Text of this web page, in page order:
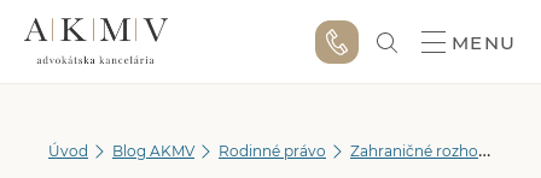
MENU
Úvod Blog AKMV Rodinné právo Zahraničné rozhodnutia